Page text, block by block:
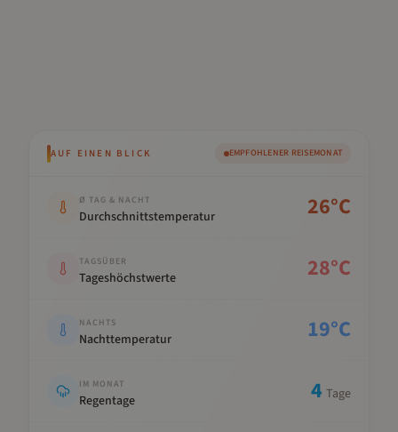
AUF EINEN BLICK EMPFOHLENER REISEMONAT
Ø TAG & NACHT
Durchschnittstemperatur 26°C
TAGSÜBER
Tageshöchstwerte 28°C
NACHTS
Nachttemperatur 19°C
IM MONAT
Regentage 4 Tage